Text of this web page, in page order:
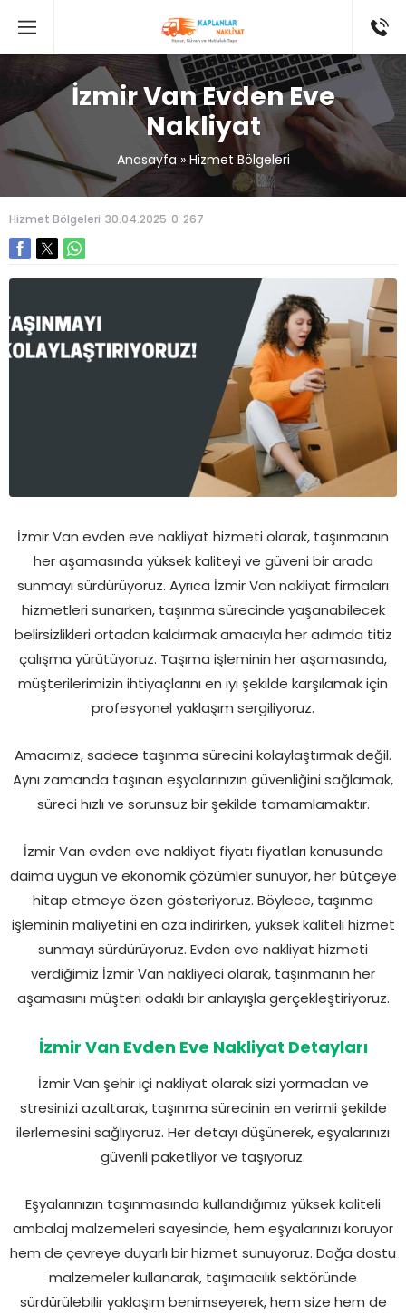
İzmir Van Evden Eve
Nakliyat
Anasayfa» Hizmet Bölgeleri
Hizmet Bölgeleri 30.04.2025 0 267
İzmir Van evden eve nakliyat hizmeti olarak, taşınmanın
her aşamasında yüksek kaliteyi ve güveni bir arada
sunmayı sürdürüyoruz. Ayrıca İzmir Van nakliyat firmaları
hizmetleri sunarken, taşınma sürecinde yaşanabilecek
belirsizlikleri ortadan kaldırmak amacıyla her adımda titiz
çalışma yürütüyoruz. Taşıma işleminin her aşamasında,
müşterilerimizin ihtiyaçlarını en iyi şekilde karşılamak için
profesyonel yaklaşım sergiliyoruz.
Amacımız, sadece taşınma sürecini kolaylaştırmak değil.
Aynı zamanda taşınan eşyalarınızın güvenliğini sağlamak,
süreci hızlı ve sorunsuz bir şekilde tamamlamaktır.
İzmir Van evden eve nakliyat fiyatı fiyatları konusunda
daima uygun ve ekonomik çözümler sunuyor, her bütçeye
hitap etmeye özen gösteriyoruz. Böylece, taşınma
işleminin maliyetini en aza indirirken, yüksek kaliteli hizmet
sunmayı sürdürüyoruz. Evden eve nakliyat hizmeti
verdiğimiz İzmir Van nakliyeci olarak, taşınmanın her
aşamasını müşteri odaklı bir anlayışla gerçekleştiriyoruz.
İzmir Van Evden Eve Nakliyat Detayları
İzmir Van şehir içi nakliyat olarak sizi yormadan ve
stresinizi azaltarak, taşınma sürecinin en verimli şekilde
ilerlemesini sağlıyoruz. Her detayı düşünerek, eşyalarınızı
güvenli paketliyor ve taşıyoruz.
Eşyalarınızın taşınmasında kullandığımız yüksek kaliteli
ambalaj malzemeleri sayesinde, hem eşyalarınızı koruyor
hem de çevreye duyarlı bir hizmet sunuyoruz. Doğa dostu
malzemeler kullanarak, taşımacılık sektöründe
sürdürülebilir yaklaşım benimseyerek, hem size hem de